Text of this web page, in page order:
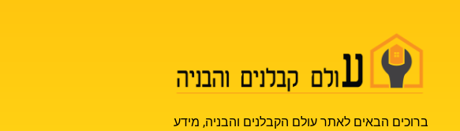
ברוכים הבאים לאתר עולם הקבלנים והבניה, מידע